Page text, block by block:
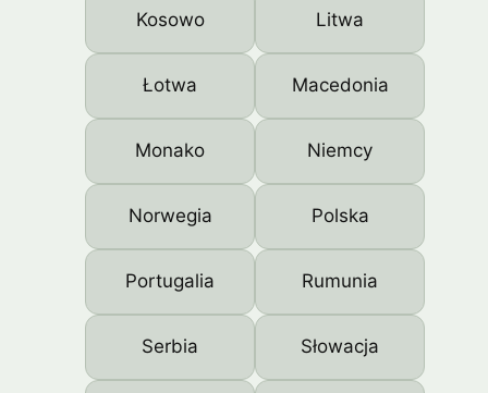
Kosowo Litwa
Łotwa Macedonia
Monako Niemcy
Norwegia Polska
Portugalia Rumunia
Serbia Słowacja